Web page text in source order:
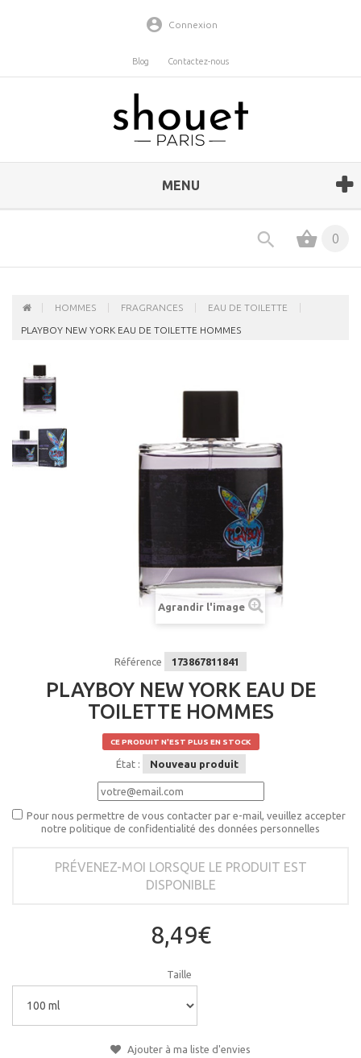
Connexion
Blog Contactez-nous
MENU
0
HOMMES FRAGRANCES EAU DE TOILETTE
PLAYBOY NEW YORK EAU DE TOILETTE HOMMES
Agrandir l'image
Référence 173867811841
PLAYBOY NEW YORK EAU DE
TOILETTE HOMMES
CE PRODUIT N'EST PLUS EN STOCK
État : Nouveau produit
Pour nous permettre de vous contacter par e-mail, veuillez accepter
notre politique de confidentialité des données personnelles
PRÉVENEZ-MOI LORSQUE LE PRODUIT EST
DISPONIBLE
8,49€
Taille
Ajouter à ma liste d'envies